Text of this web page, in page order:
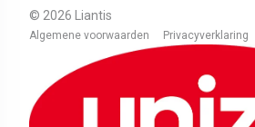
© 2026 Liantis
Algemene voorwaarden Privacyverklaring